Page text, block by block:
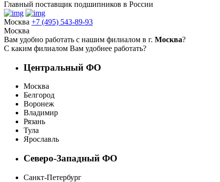
Главный поставщик подшипников в России
Москва +7 (495) 543-89-93
Москва
Вам удобно работать с нашим филиалом в г. Москва?
С каким филиалом Вам удобнее работать?
Центральный ФО
Москва
Белгород
Воронеж
Владимир
Рязань
Тула
Ярославль
Северо-Западный ФО
Санкт-Петербург